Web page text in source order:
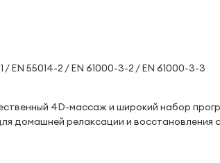
/ EN 55014-2 / EN 61000-3-2 / EN 61000-3-3
4D-массаж и широкий набор
домашней релаксации и восстановления